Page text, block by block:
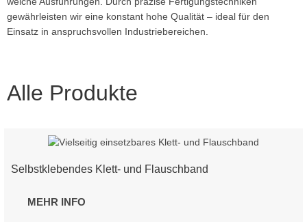
gewährleisten wir eine konstant hohe Qualität – ideal für den
Einsatz in anspruchsvollen Industriebereichen.
Alle Produkte
Selbstklebendes Klett- und Flauschband
MEHR INFO